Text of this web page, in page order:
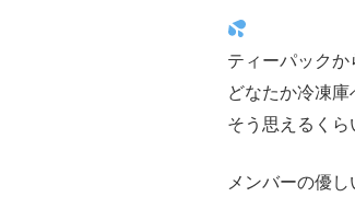
ティーパックか
どなたか冷凍
そう思えるく
メンバーの優